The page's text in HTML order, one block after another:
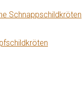
Schnappschildkröten